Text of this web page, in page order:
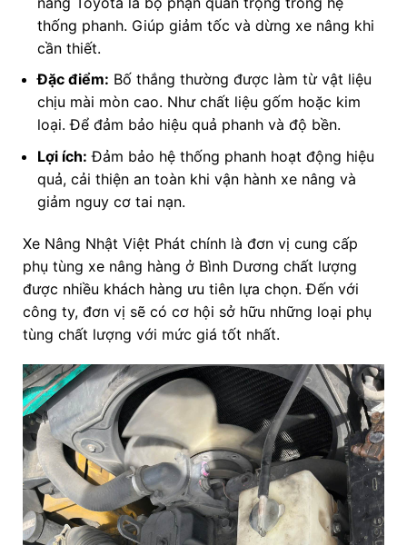
thống phanh. Giúp giảm tốc và dừng xe nâng khi
cần thiết.
Đặc điểm: Bố thắng thường được làm từ vật liệu
chịu mài mòn cao. Như chất liệu gốm hoặc kim
loại. Để đảm bảo hiệu quả phanh và độ bền.
Lợi ích: Đảm bảo hệ thống phanh hoạt động hiệu
quả, cải thiện an toàn khi vận hành xe nâng và
giảm nguy cơ tai nạn.
Xe Nâng Nhật Việt Phát chính là đơn vị cung cấp
phụ tùng xe nâng hàng ở Bình Dương chất lượng
được nhiều khách hàng ưu tiên lựa chọn. Đến với
công ty, đơn vị sẽ có cơ hội sở hữu những loại phụ
tùng chất lượng với mức giá tốt nhất.